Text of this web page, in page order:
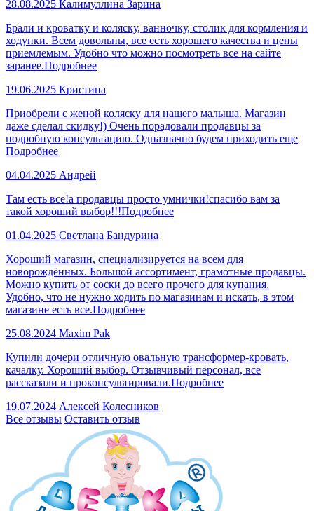
28.08.2025 Калимуллина Зарина
Брали и кроватку и коляску, ванночку, столик для кормления и
ходунки. Всем довольны, все есть хорошего качества и цены
приемлемым. Удобно что можно посмотреть все на сайте
заранее.Подробнее
19.06.2025 Кристина
Приобрели с женой коляску для нашего малыша. Магазин
даже сделал скидку!) Очень порадовали продавцы за
подробную консультацию. Одназначно будем приходить еще
Подробнее
04.04.2025 Андрей
Там есть все!а продавцы просто умнички!спасибо вам за
такой хороший выбор!!!Подробнее
01.04.2025 Светлана Бандурина
Хороший магазин, специализируется на всем для
новорождённых. Большой ассортимент, грамотные продавцы.
Можно купить от соски до всего прочего для купания.
Удобно, что не нужно ходить по магазинам и искать, в этом
магазине есть все.Подробнее
25.08.2024 Maxim Pak
Купили дочери отличную овальную трансформер-кровать,
качалку. Хороший выбор. Отзывчивый персонал, все
рассказали и проконсультировали.Подробнее
19.07.2024 Алексей Колесников
Все отзывы Оставить отзыв